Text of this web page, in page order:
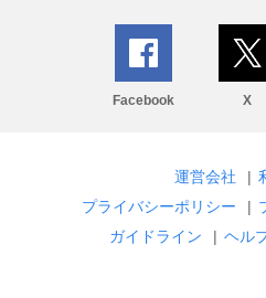
Facebook X
運営会社 |
プライバシーポリシー
|
ガイドライン
| ヘル